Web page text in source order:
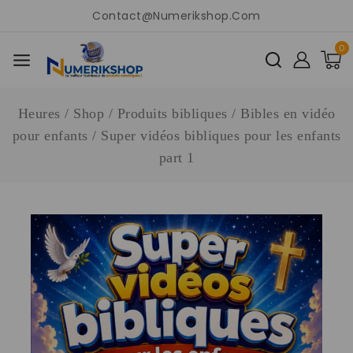
Contact@numerikshop.com
0
Heures / Shop / Produits bibliques / Bibles en vidéo
pour enfants / Super vidéos bibliques pour les enfants
part 1